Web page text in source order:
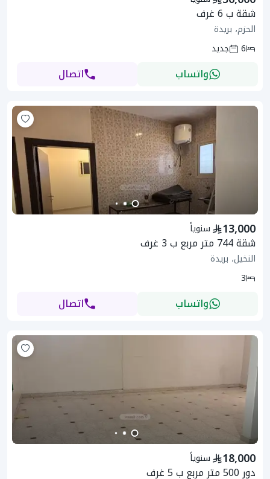
شقة ب 6 غرف
الحزم، بريدة
6
جديد
واتساب اتصال
سنوياً 13,000
شقة 744 متر مربع ب 3 غرف
النخيل، بريدة
3
واتساب اتصال
سنوياً 18,000
دور 500 متر مربع ب 5 غرف